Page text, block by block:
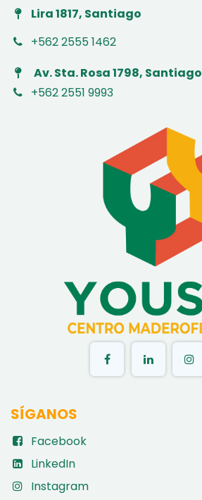
Lira 1817, Santiago
+562 2555 1462
Av. Sta. Rosa 1798, Santiago
+562 2551 9993
SÍGANOS
Facebook
LinkedIn
Instagram